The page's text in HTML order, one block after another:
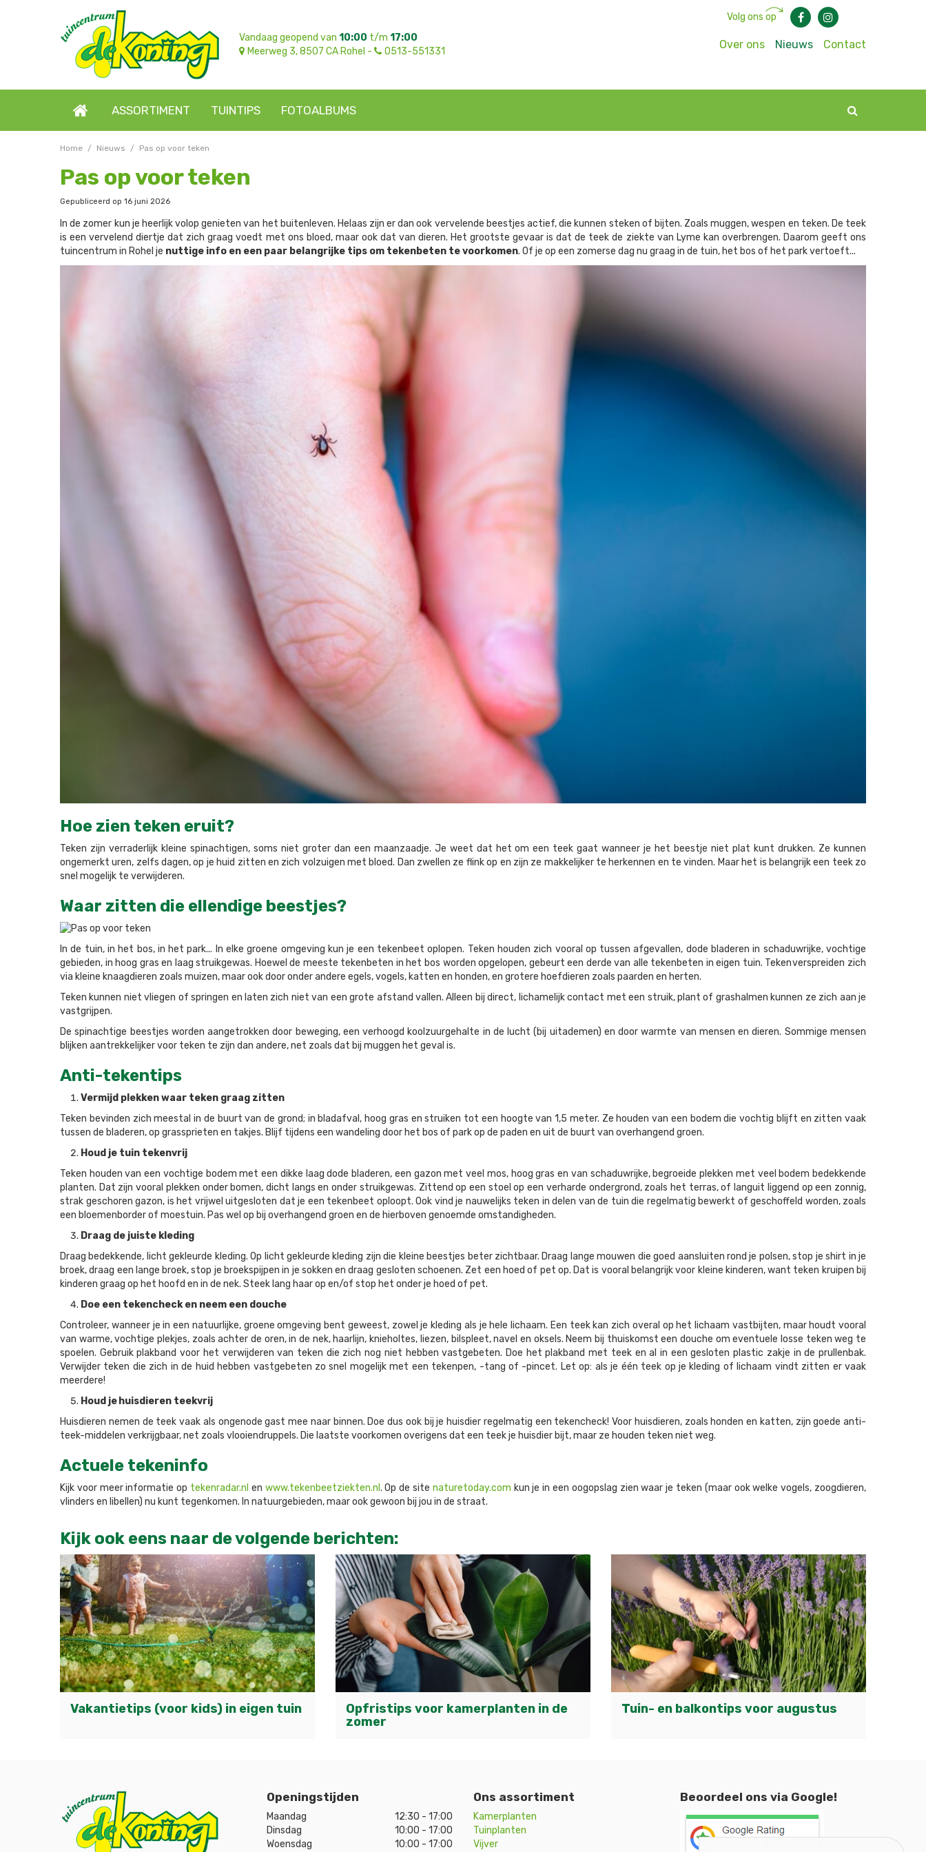
Home Nieuws Pas op voor teken
Vandaag geopend van 10:00 t/m 17:00
Meerweg 3, 8507 CA Rohel -
0513-551331
Volg ons op
Over ons Nieuws Contact
ASSORTIMENT TUINTIPS FOTOALBUMS
Pas op voor teken
Gepubliceerd op 16 juni 2026
In de zomer kun je heerlijk volop genieten van het buitenleven. Helaas zijn er dan ook vervelende beestjes actief, die kunnen steken of bijten. Zoals muggen, wespen en teken. De teek
is een vervelend diertje dat zich graag voedt met ons bloed, maar ook dat van dieren. Het grootste gevaar is dat de teek de ziekte van Lyme kan overbrengen. Daarom geeft ons
tuincentrum in Rohel je nuttige info en een paar belangrijke tips om tekenbeten te voorkomen. Of je op een zomerse dag nu graag in de tuin, het bos of het park vertoeft...
Hoe zien teken eruit?
Teken zijn verraderlijk kleine spinachtigen, soms niet groter dan een maanzaadje. Je weet dat het om een teek gaat wanneer je het beestje niet plat kunt drukken. Ze kunnen
ongemerkt uren, zelfs dagen, op je huid zitten en zich volzuigen met bloed. Dan zwellen ze flink op en zijn ze makkelijker te herkennen en te vinden. Maar het is belangrijk een teek zo
snel mogelijk te verwijderen.
Waar zitten die ellendige beestjes?
In de tuin, in het bos, in het park... In elke groene omgeving kun je een tekenbeet oplopen. Teken houden zich vooral op tussen afgevallen, dode bladeren in schaduwrijke, vochtige
gebieden, in hoog gras en laag struikgewas. Hoewel de meeste tekenbeten in het bos worden opgelopen, gebeurt een derde van alle tekenbeten in eigen tuin. Teken verspreiden zich
via kleine knaagdieren zoals muizen, maar ook door onder andere egels, vogels, katten en honden, en grotere hoefdieren zoals paarden en herten.
Teken kunnen niet vliegen of springen en laten zich niet van een grote afstand vallen. Alleen bij direct, lichamelijk contact met een struik, plant of grashalmen kunnen ze zich aan je
vastgrijpen.
De spinachtige beestjes worden aangetrokken door beweging, een verhoogd koolzuurgehalte in de lucht (bij uitademen) en door warmte van mensen en dieren. Sommige mensen
blijken aantrekkelijker voor teken te zijn dan andere, net zoals dat bij muggen het geval is.
Anti-tekentips
Vermijd plekken waar teken graag zitten
Teken bevinden zich meestal in de buurt van de grond; in bladafval, hoog gras en struiken tot een hoogte van 1,5 meter. Ze houden van een bodem die vochtig blijft en zitten vaak
tussen de bladeren, op grassprieten en takjes. Blijf tijdens een wandeling door het bos of park op de paden en uit de buurt van overhangend groen.
Houd je tuin tekenvrij
Teken houden van een vochtige bodem met een dikke laag dode bladeren, een gazon met veel mos, hoog gras en van schaduwrijke, begroeide plekken met veel bodem bedekkende
planten. Dat zijn vooral plekken onder bomen, dicht langs en onder struikgewas. Zittend op een stoel op een verharde ondergrond, zoals het terras, of languit liggend op een zonnig,
strak geschoren gazon, is het vrijwel uitgesloten dat je een tekenbeet oploopt. Ook vind je nauwelijks teken in delen van de tuin die regelmatig bewerkt of geschoffeld worden, zoals
een bloemenborder of moestuin. Pas wel op bij overhangend groen en de hierboven genoemde omstandigheden.
Draag de juiste kleding
Draag bedekkende, licht gekleurde kleding. Op licht gekleurde kleding zijn die kleine beestjes beter zichtbaar. Draag lange mouwen die goed aansluiten rond je polsen, stop je shirt in je
broek, draag een lange broek, stop je broekspijpen in je sokken en draag gesloten schoenen. Zet een hoed of pet op. Dat is vooral belangrijk voor kleine kinderen, want teken kruipen bij
kinderen graag op het hoofd en in de nek. Steek lang haar op en/of stop het onder je hoed of pet.
Doe een tekencheck en neem een douche
Controleer, wanneer je in een natuurlijke, groene omgeving bent geweest, zowel je kleding als je hele lichaam. Een teek kan zich overal op het lichaam vastbijten, maar houdt vooral
van warme, vochtige plekjes, zoals achter de oren, in de nek, haarlijn, knieholtes, liezen, bilspleet, navel en oksels. Neem bij thuiskomst een douche om eventuele losse teken weg te
spoelen. Gebruik plakband voor het verwijderen van teken die zich nog niet hebben vastgebeten. Doe het plakband met teek en al in een gesloten plastic zakje in de prullenbak.
Verwijder teken die zich in de huid hebben vastgebeten zo snel mogelijk met een tekenpen, -tang of -pincet. Let op: als je één teek op je kleding of lichaam vindt zitten er vaak
meerdere!
Houd je huisdieren teekvrij
Huisdieren nemen de teek vaak als ongenode gast mee naar binnen. Doe dus ook bij je huisdier regelmatig een tekencheck! Voor huisdieren, zoals honden en katten, zijn goede anti-
teek-middelen verkrijgbaar, net zoals vlooiendruppels. Die laatste voorkomen overigens dat een teek je huisdier bijt, maar ze houden teken niet weg.
Actuele tekeninfo
Kijk voor meer informatie op tekenradar.nl en www.tekenbeetziekten.nl . Op de site naturetoday.com kun je in een oogopslag zien waar je teken (maar ook welke vogels, zoogdieren,
vlinders en libellen) nu kunt tegenkomen. In natuurgebieden, maar ook gewoon bij jou in de straat.
Kijk ook eens naar de volgende berichten:
Vakantietips (voor kids) in eigen tuin
Opfristips voor kamerplanten in de
zomer
Tuin- en balkontips voor augustus
Openingstijden
Maandag
12:30 - 17:00
Dinsdag
10:00 - 17:00
Woensdag
10:00 - 17:00
Ons assortiment
Kamerplanten
Tuinplanten
Vijver
Beoordeel ons via Google!